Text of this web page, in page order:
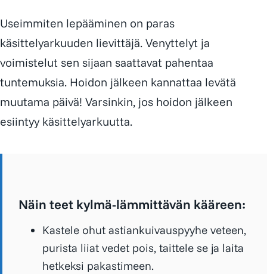
Useimmiten lepääminen on paras
käsittelyarkuuden lievittäjä. Venyttelyt ja
voimistelut sen sijaan saattavat pahentaa
tuntemuksia. Hoidon jälkeen kannattaa levätä
muutama päivä! Varsinkin, jos hoidon jälkeen
esiintyy käsittelyarkuutta.
Näin teet kylmä-lämmittävän kääreen:
Kastele ohut astiankuivauspyyhe veteen,
purista liiat vedet pois, taittele se ja laita
hetkeksi pakastimeen.